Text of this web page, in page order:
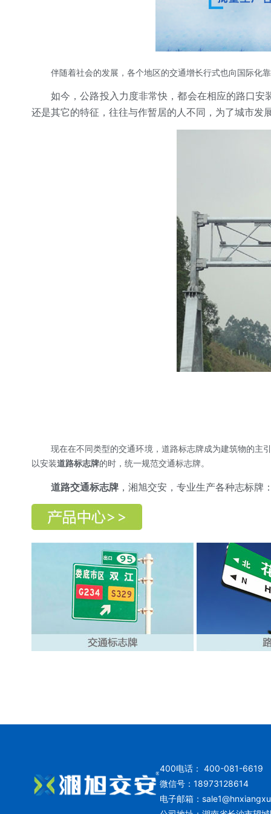
伴随着社会的发展，各个地区的交通增长行式也向国际化
如今，公路投入力度非常快，都会在相应的路口
还是其它的特征，往往与作暂居的人不同，为了城市发
现在在不同类型的交通环境，道路标志牌成为建筑物的主
以安装道路标志牌的时，统一规范交通标志牌。
道路交通标志牌 ，湘旭交安，专业生产各种志标
400电话： 400-081-6619
微信号：18973128614
电子邮箱：